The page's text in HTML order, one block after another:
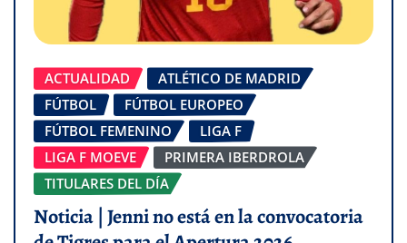
ACTUALIDAD
ATLÉTICO DE MADRID
FÚTBOL
FÚTBOL EUROPEO
FÚTBOL FEMENINO
LIGA F
LIGA F MOEVE
PRIMERA IBERDROLA
TITULARES DEL DÍA
Noticia | Jenni no está en la convocatoria